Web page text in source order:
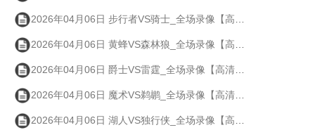
2026年04月06日 步行者VS骑士_全场录像【高清回放】
2026年04月06日 黄蜂VS森林狼_全场录像【高清回放】
2026年04月06日 爵士VS雷霆_全场录像【高清回放】
2026年04月06日 魔术VS鹈鹕_全场录像【高清回放】
2026年04月06日 湖人VS独行侠_全场录像【高清回放】